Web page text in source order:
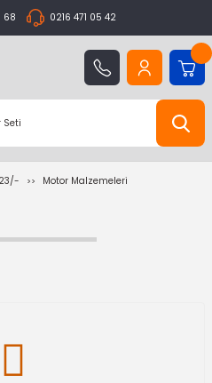
68 0216 471 05 42
Motor Malzemeleri